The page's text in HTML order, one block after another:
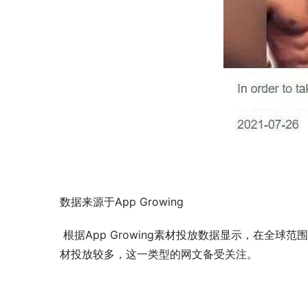
数据来源于App Growing
根据App Growing素材投放数据显示，在全球范
材投放较多，这一类型的网文备受关注。